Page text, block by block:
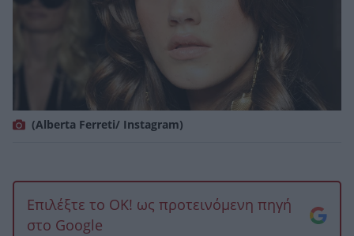
(Alberta Ferreti/ Instagram)
Επιλέξτε το OK! ως προτεινόμενη πηγή
στο Google